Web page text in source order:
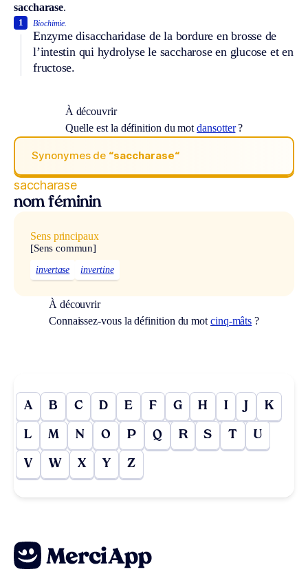
saccharase.
Biochimie.
Enzyme disaccharidase de la bordure en brosse de
l’intestin qui hydrolyse le saccharose en glucose et en
fructose.
1
À découvrir
Quelle est la définition du motdansotter?
Synonymes de “saccharase“
saccharase
nom féminin
Sens principaux
[Sens commun]
invertase invertine
À découvrir
Connaissez-vous la définition du mot cinq-mâts ?
A B C D E F G H I J K
L M N O P Q R S T U
V W X Y Z